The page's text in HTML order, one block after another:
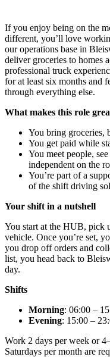
If you enjoy being on the
different, you’ll love
our operations base in
deliver groceries to homes
professional truck
for at least six months and
through everything else.
What makes this role
You bring groceries,
You get paid while
You meet people,
independent on the
You’re part of a
of the shift driving
Your shift in a nutshell
You start at the HUB, pick
vehicle. Once you’re set,
you drop off orders and
list, you head back to
day.
Shifts
Morning: 06:00 –
Evening: 15:00 –
Work 2 days per week or
Saturdays per month are